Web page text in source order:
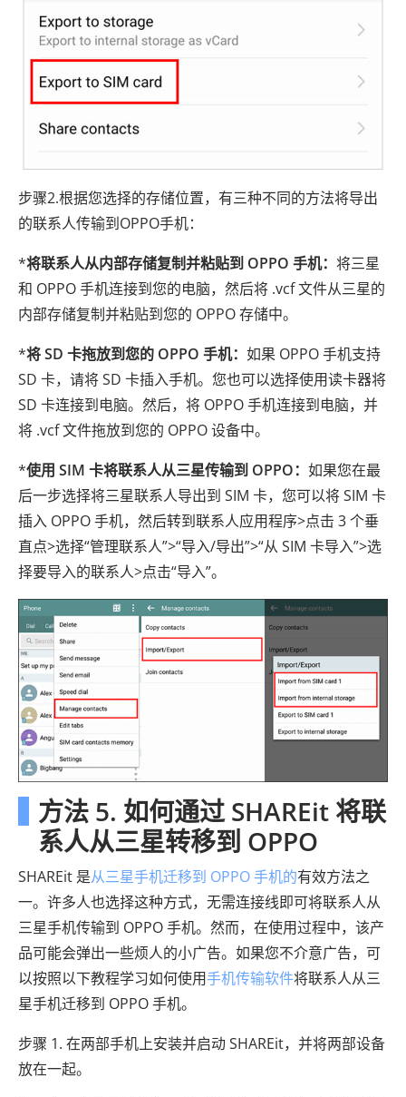
步骤2.根据您选择的存储位置，有三种不同的方法将导出
的联系人传输到OPPO手机：
*将联系人从内部存储复制并粘贴到 OPPO 手机： 将三星
和 OPPO 手机连接到您的电脑，然后将 .vcf 文件从三星的
内部存储复制并粘贴到您的 OPPO 存储中。
*将 SD 卡拖放到您的 OPPO 手机： 如果 OPPO 手机支持
SD 卡，请将 SD 卡插入手机。您也可以选择使用读卡器将
SD 卡连接到电脑。然后，将 OPPO 手机连接到电脑，并
将 .vcf 文件拖放到您的 OPPO 设备中。
*使用 SIM 卡将联系人从三星传输到 OPPO： 如果您在最
后一步选择将三星联系人导出到 SIM 卡，您可以将 SIM 卡
插入 OPPO 手机，然后转到联系人应用程序>点击 3 个垂
直点>选择“管理联系人”>“导入/导出”>“从 SIM 卡导入”>选
择要导入的联系人>点击“导入”。
方法 5. 如何通过 SHAREit 将联
系人从三星转移到 OPPO
SHAREit 是从三星手机迁移到 OPPO 手机的有效方法之
一。许多人也选择这种方式，无需连接线即可将联系人从
三星手机传输到 OPPO 手机。然而，在使用过程中，该产
品可能会弹出一些烦人的小广告。如果您不介意广告，可
以按照以下教程学习如何使用手机传输软件将联系人从三
星手机迁移到 OPPO 手机。
步骤 1. 在两部手机上安装并启动 SHAREit，并将两部设备
放在一起。